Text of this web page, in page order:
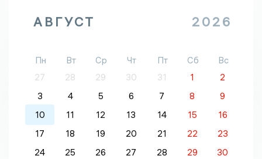
АВГУСТ 2026
Пн Вт Ср Чт Пт Сб
Вс
27
28 29 30 31 1
2
3
4 5 6 7 8
9
10
11 12 13 14 15
16
17
18 19 20 21 22
23
24
25 26 27 28 29
30